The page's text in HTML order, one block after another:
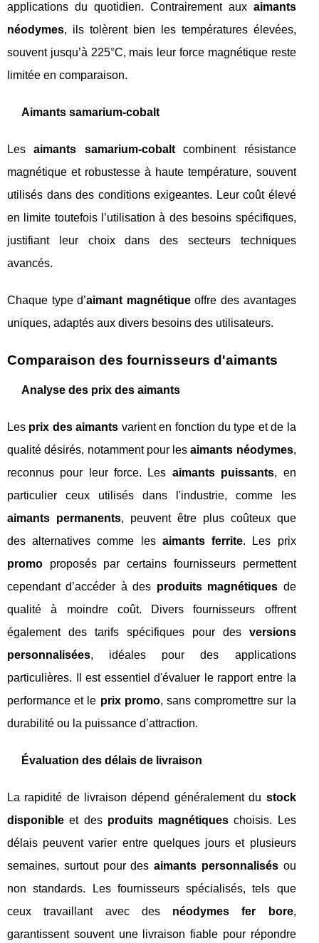
applications du quotidien. Contrairement aux aimants
néodymes, ils tolèrent bien les températures élevées,
souvent jusqu’à 225°C, mais leur force magnétique reste
limitée en comparaison.
Aimants samarium-cobalt
Lesaimants samarium-cobaltcombinent résistance
magnétique et robustesse à haute température, souvent
utilisés dans des conditions exigeantes. Leur coût élevé
en limite toutefois l’utilisation à des besoins spécifiques,
justifiant leur choix dans des secteurs techniques
avancés.
Chaque type d’aimant magnétiqueoffre des avantages
uniques, adaptés aux divers besoins des utilisateurs.
Comparaison des fournisseurs d'aimants
Analyse des prix des aimants
Les prix des aimants varient en fonction du type et de la
qualité désirés, notamment pour lesaimants néodymes,
reconnus pour leur force. Les aimants puissants, en
particulier ceux utilisés dans l'industrie, comme les
aimants permanents, peuvent être plus coûteux que
des alternatives comme les aimants ferrite. Les prix
promo proposés par certains fournisseurs permettent
cependant d’accéder à des produits magnétiques de
qualité à moindre coût. Divers fournisseurs offrent
également des tarifs spécifiques pour des versions
personnalisées, idéales pour des applications
particulières. Il est essentiel d'évaluer le rapport entre la
performance et le prix promo, sans compromettre sur la
durabilité ou la puissance d’attraction.
Évaluation des délais de livraison
La rapidité de livraison dépend généralement du stock
disponible et des produits magnétiques choisis. Les
délais peuvent varier entre quelques jours et plusieurs
semaines, surtout pour desaimants personnalisésou
non standards. Les fournisseurs spécialisés, tels que
ceux travaillant avec des néodymes fer bore,
garantissent souvent une livraison fiable pour répondre